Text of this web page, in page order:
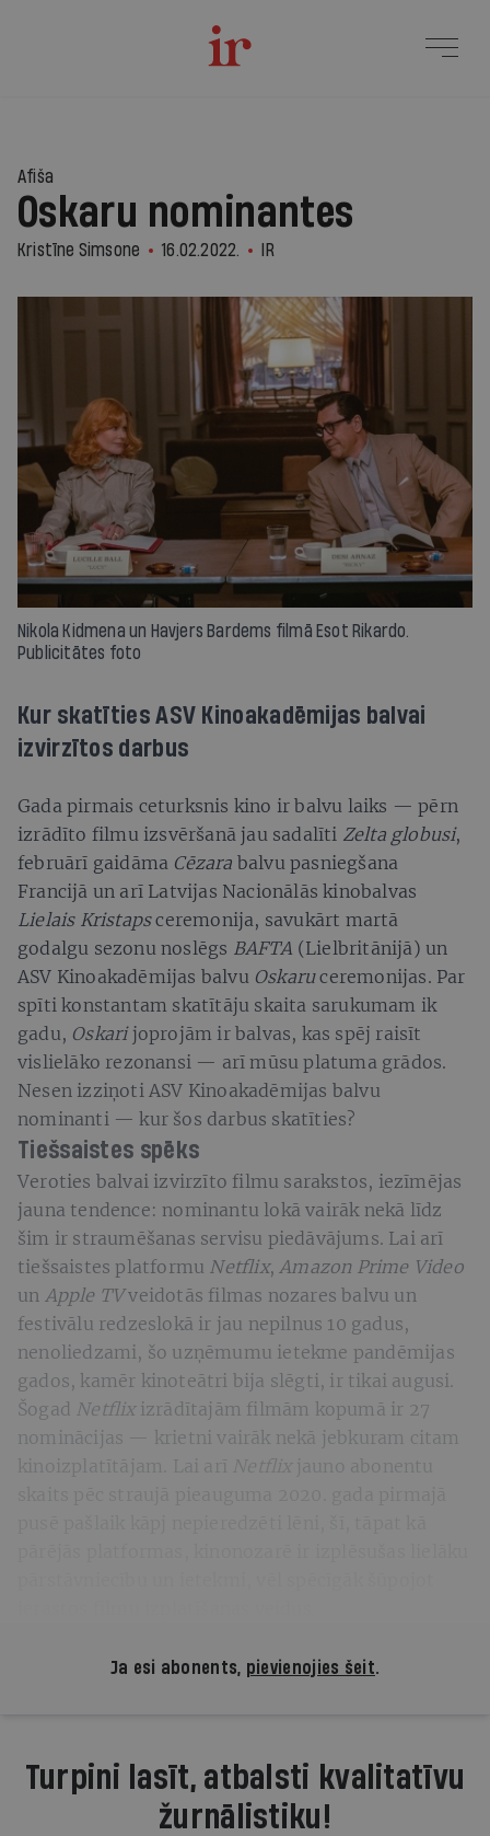
Afiša
Oskaru nominantes
Kristīne Simsone 16.02.2022. IR
Nikola Kidmena un Havjers Bardems filmā Esot Rikardo.
Publicitātes foto
Kur skatīties ASV Kinoakadēmijas balvai
izvirzītos darbus
Gada pirmais ceturksnis kino ir balvu laiks — pērn
izrādīto filmu izsvēršanā jau sadalīti Zelta globusi,
februārī gaidāma Cēzara balvu pasniegšana
Francijā un arī Latvijas Nacionālās kinobalvas
Lielais Kristapsceremonija, savukārt martā
godalgu sezonu noslēgs BAFTA (Lielbritānijā) un
ASV Kinoakadēmijas balvu Oskaruceremonijas. Par
spīti konstantam skatītāju skaita sarukumam ik
gadu, Oskarijoprojām ir balvas, kas spēj raisīt
vislielāko rezonansi — arī mūsu platuma grādos.
Nesen izziņoti ASV Kinoakadēmijas balvu
nominanti — kur šos darbus skatīties?
Tiešsaistes spēks
Veroties balvai izvirzīto filmu sarakstos, iezīmējas
jauna tendence: nominantu lokā vairāk nekā līdz
šim ir straumēšanas servisu piedāvājums. Lai arī
tiešsaistes platformu Netflix, Amazon Prime Video
un Apple TVveidotās filmas nozares balvu un
festivālu redzeslokā ir jau nepilnus 10 gadus,
nenoliedzami, šo uzņēmumu ietekme pandēmijas
gados, kamēr kinoteātri bija slēgti, ir tikai augusi.
Šogad Netflixizrādītajām filmām kopumā ir 27
nominācijas — krietni vairāk nekā jebkuram citam
kinoizplatītājam. Lai arī
Netflix jauno abonentu
Ja esi abonents, pievienojies šeit.
Turpini lasīt, atbalsti kvalitatīvu
žurnālistiku!